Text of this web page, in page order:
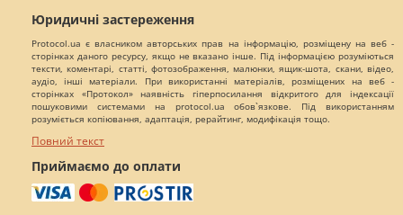
Юридичні застереження
Protocol.ua є власником авторських прав на інформацію, розміщену на веб -
сторінках даного ресурсу, якщо не вказано інше. Під інформацією розуміються
тексти, коментарі, статті, фотозображення, малюнки, ящик-шота, скани, відео,
аудіо, інші матеріали. При використанні матеріалів, розміщених на веб -
сторінках «Протокол» наявність гіперпосилання відкритого для індексації
пошуковими системами на protocol.ua обов`язкове. Під використанням
розуміється копіювання, адаптація, рерайтинг, модифікація тощо.
Повний текст
Приймаємо до оплати